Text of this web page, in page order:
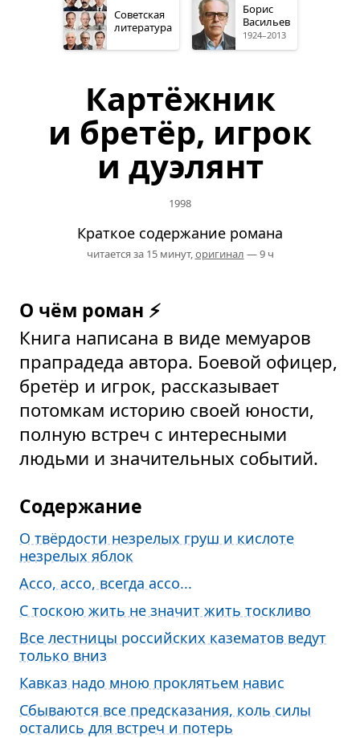
Советская
литература
Борис
Васильев
1924–2013
Картёжник
и бретёр, игрок
и дуэлянт
1998
Краткое содержание романа
читается за 15 минут, оригинал — 9 ч
О чём роман ⚡
Книга написана в виде мемуаров
прапрадеда автора. Боевой офицер,
бретёр и игрок, рассказывает
потомкам историю своей юности,
полную встреч с интересными
людьми и значительных событий.
Содержание
О твёрдости незрелых груш и кислоте
незрелых яблок
Ассо, ассо, всегда ассо...
С тоскою жить не значит жить тоскливо
Все лестницы российских казематов ведут
только вниз
Кавказ надо мною проклятьем навис
Сбываются все предсказания, коль силы
остались для встреч и потерь